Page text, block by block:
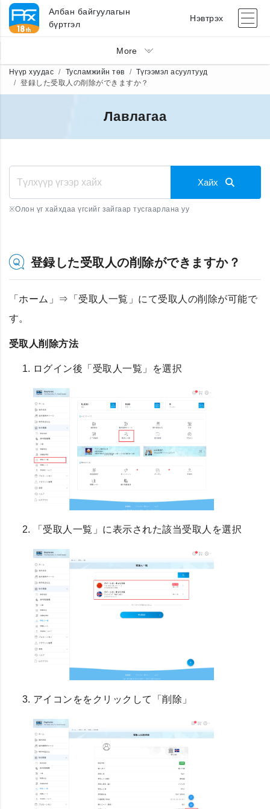
Албан байгуулагын
бүртгэл
Нэвтрэх
More
Нүүр хуудас Тусламжийн төв
Түгээмэл асуултууд
登録した受取人の削除ができますか？
Лавлагаа
Хайх
※Олон үг хайхдаа үгсийг зайгаар тусгаарлана уу
登録した受取人の削除ができますか？
「ホーム」⇒「受取人一覧」にて受取人の削除が可能で
す。
受取人削除方法
ログイン後「受取人一覧」を選択
「受取人一覧」に表示された該当受取人を選択
アイコンををクリックして「削除」